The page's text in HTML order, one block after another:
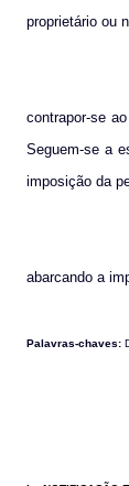
proprietário ou
contrapor-se
Seguem-se a
imposição da
abarcando a
Palavras-chaves: